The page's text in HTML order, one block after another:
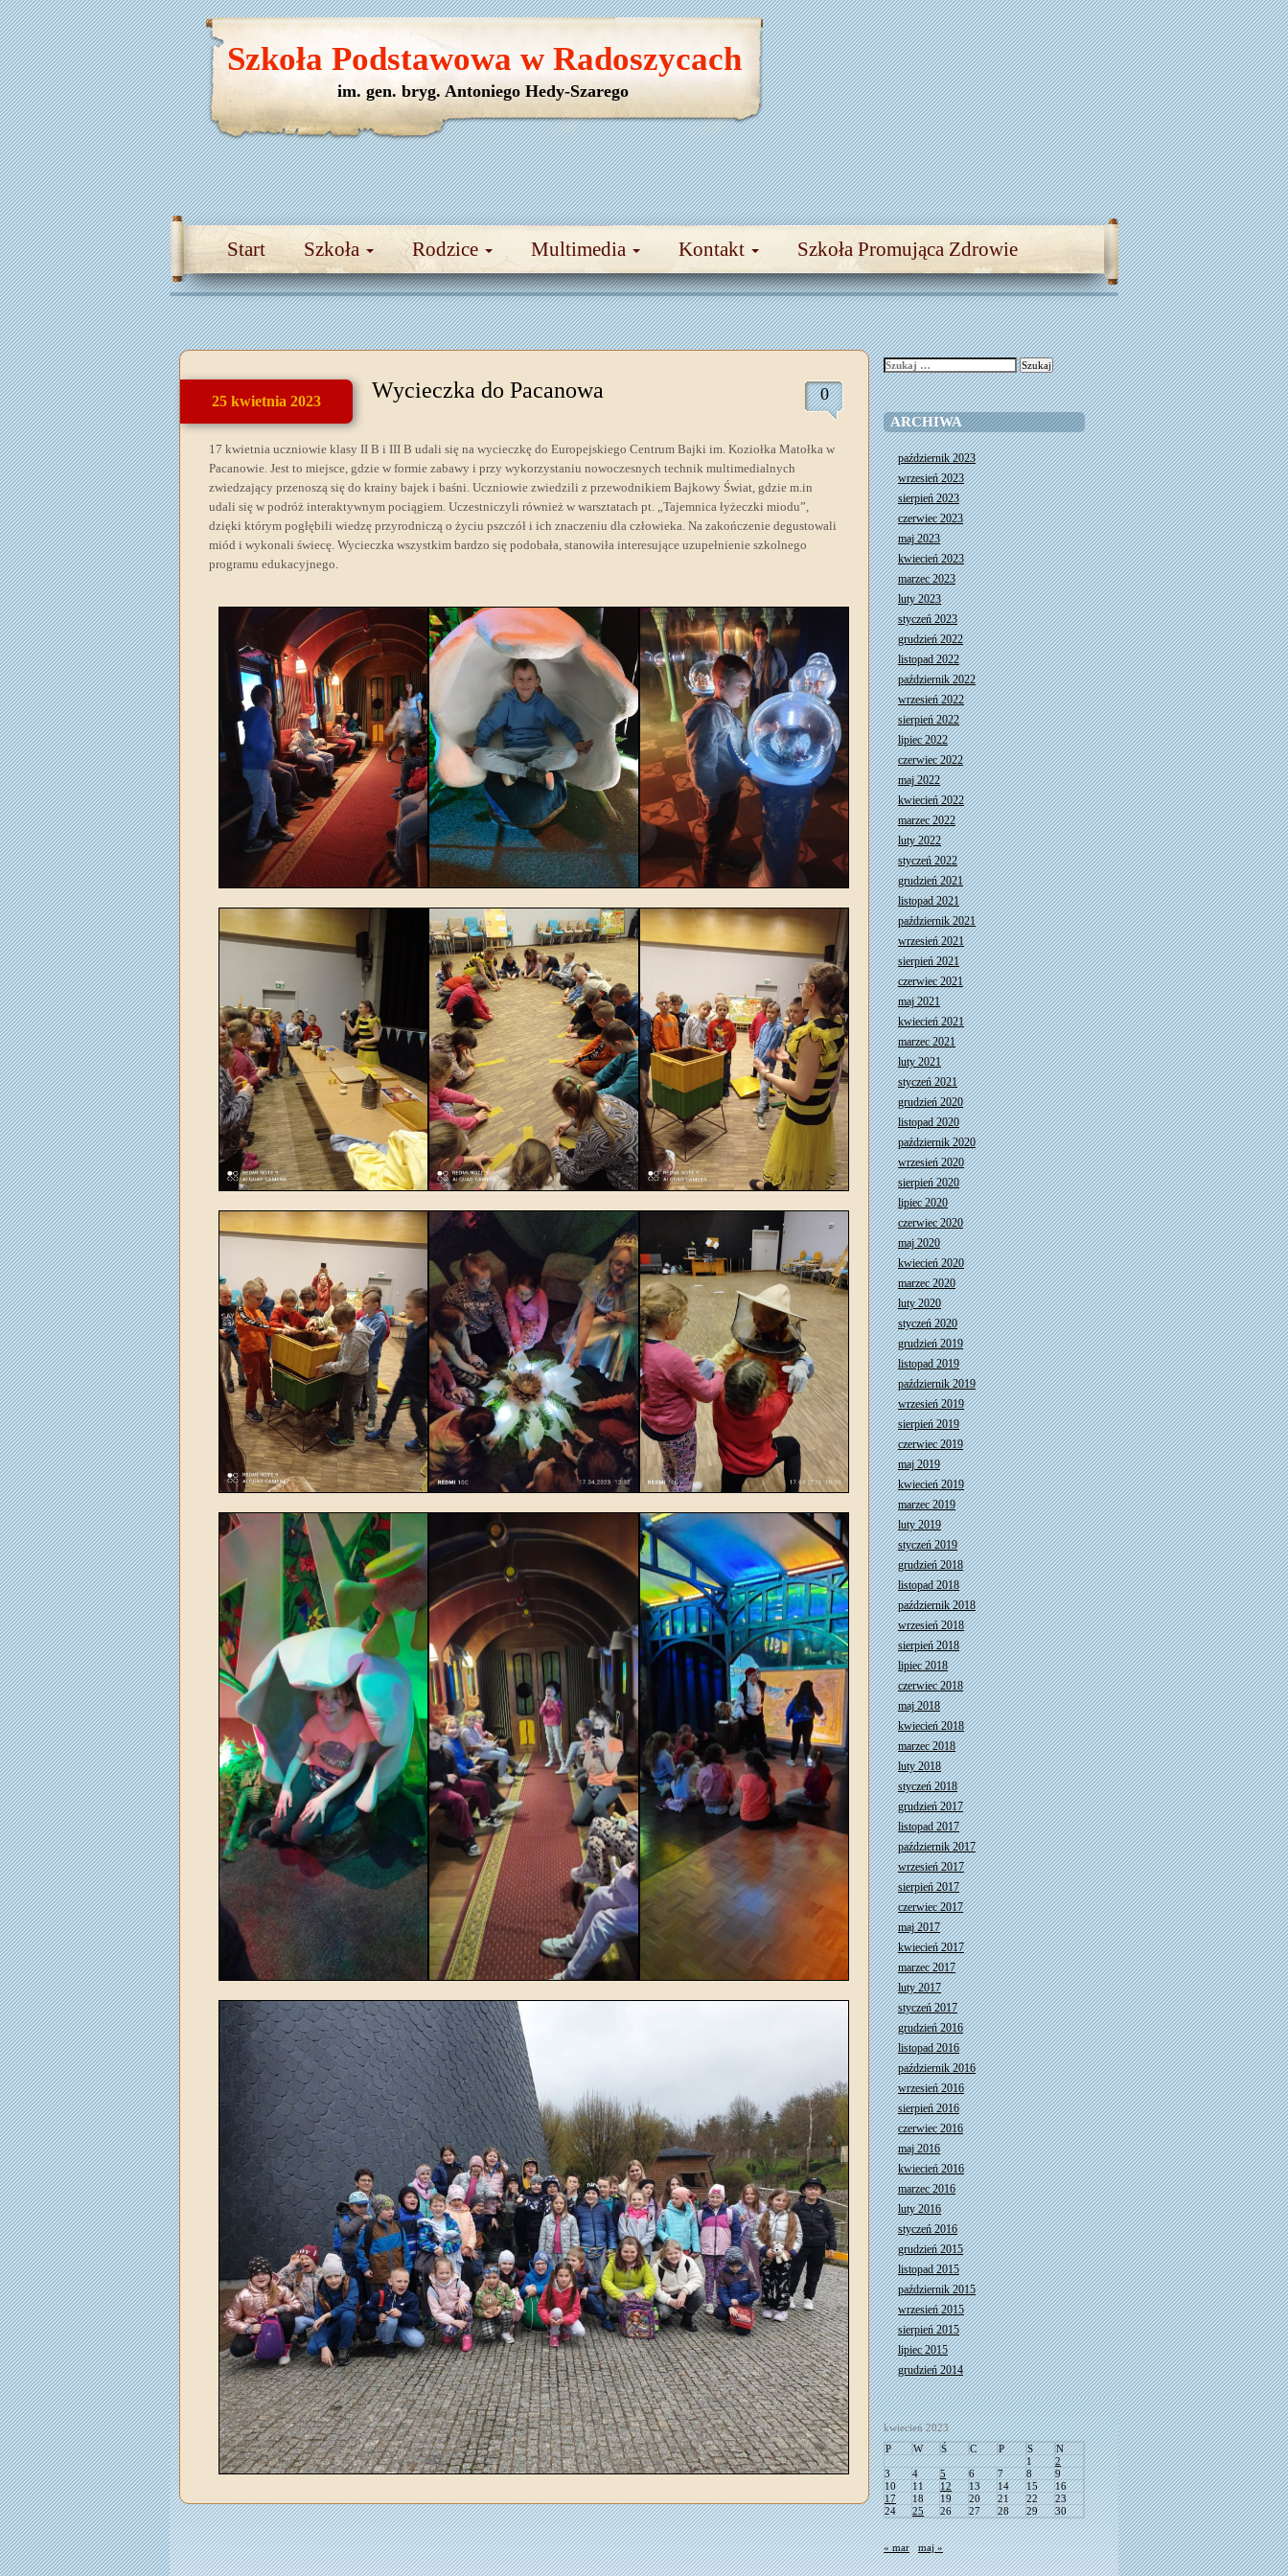
Start Szkoła Rodzice Multimedia Kontakt Szkoła Promująca Zdrowie
Szkoła Podstawowa w Radoszycach
im. gen. bryg. Antoniego Hedy-Szarego
25 kwietnia 2023 Wycieczka do Pacanowa 0
17 kwietnia uczniowie klasy II B i III B udali się na wycieczkę do Europejskiego Centrum Bajki im. Koziołka Matołka w
Pacanowie. Jest to miejsce, gdzie w formie zabawy i przy wykorzystaniu nowoczesnych technik multimedialnych
zwiedzający przenoszą się do krainy bajek i baśni. Uczniowie zwiedzili z przewodnikiem Bajkowy Świat, gdzie m.in
udali się w podróż interaktywnym pociągiem. Uczestniczyli również w warsztatach pt. „Tajemnica łyżeczki miodu”,
dzięki którym pogłębili wiedzę przyrodniczą o życiu pszczół i ich znaczeniu dla człowieka. Na zakończenie degustowali
miód i wykonali świecę. Wycieczka wszystkim bardzo się podobała, stanowiła interesujące uzupełnienie szkolnego
programu edukacyjnego.
Szukaj:
ARCHIWA
październik 2023
wrzesień 2023
sierpień 2023
czerwiec 2023
maj 2023
kwiecień 2023
marzec 2023
luty 2023
styczeń 2023
grudzień 2022
listopad 2022
październik 2022
wrzesień 2022
sierpień 2022
lipiec 2022
czerwiec 2022
maj 2022
kwiecień 2022
marzec 2022
luty 2022
styczeń 2022
grudzień 2021
listopad 2021
październik 2021
wrzesień 2021
sierpień 2021
czerwiec 2021
maj 2021
kwiecień 2021
marzec 2021
luty 2021
styczeń 2021
grudzień 2020
listopad 2020
październik 2020
wrzesień 2020
sierpień 2020
lipiec 2020
czerwiec 2020
maj 2020
kwiecień 2020
marzec 2020
luty 2020
styczeń 2020
grudzień 2019
listopad 2019
październik 2019
wrzesień 2019
sierpień 2019
czerwiec 2019
maj 2019
kwiecień 2019
marzec 2019
luty 2019
styczeń 2019
grudzień 2018
listopad 2018
październik 2018
wrzesień 2018
sierpień 2018
lipiec 2018
czerwiec 2018
maj 2018
kwiecień 2018
marzec 2018
luty 2018
styczeń 2018
grudzień 2017
listopad 2017
październik 2017
wrzesień 2017
sierpień 2017
czerwiec 2017
maj 2017
kwiecień 2017
marzec 2017
luty 2017
styczeń 2017
grudzień 2016
listopad 2016
październik 2016
wrzesień 2016
sierpień 2016
czerwiec 2016
maj 2016
kwiecień 2016
marzec 2016
luty 2016
styczeń 2016
grudzień 2015
listopad 2015
październik 2015
wrzesień 2015
sierpień 2015
lipiec 2015
grudzień 2014
kwiecień 2023
P
W Ś C P S
N
1
2
3
4 5 6 7 8
9
10
11 12 13 14 15
16
17
18 19 20 21 22
23
24
25 26 27 28 29 30
« mar maj »